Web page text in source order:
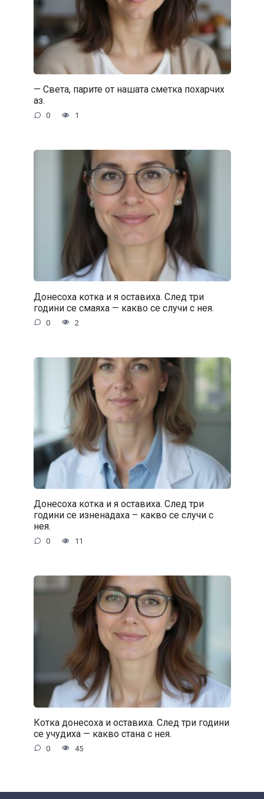
— Света, парите от нашата сметка похарчих
аз.
0 1
Донесоха котка и я оставиха. След три
години се смаяха — какво се случи с нея.
0 2
Донесоха котка и я оставиха. След три
години се изненадаха – какво се случи с
нея.
0 11
Котка донесоха и оставиха. След три години
се учудиха — какво стана с нея.
0 45